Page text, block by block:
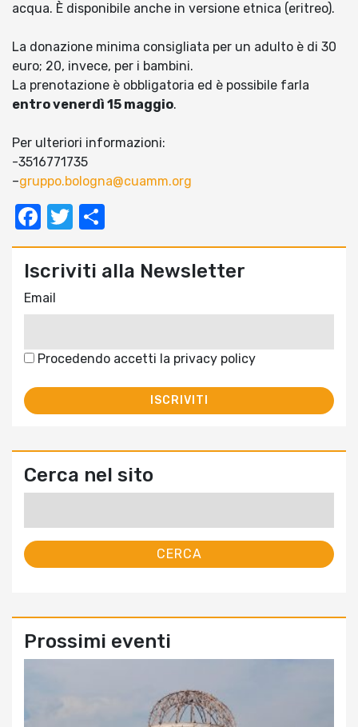
acqua. È disponibile anche in versione etnica (eritreo).
La donazione minima consigliata per un adulto è di 30
euro; 20, invece, per i bambini.
La prenotazione è obbligatoria ed è possibile farla
entro venerdì 15 maggio.
Per ulteriori informazioni:
-3516771735
–gruppo.bologna@cuamm.org
Facebook
Twitter
Iscriviti alla Newsletter
Email
Procedendo accetti la privacy policy
Cerca nel sito
Prossimi eventi